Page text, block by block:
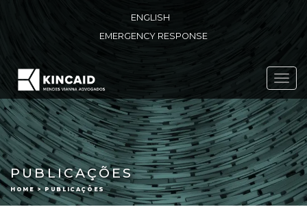
ENGLISH
EMERGENCY RESPONSE
PUBLICAÇÕES
HOME > PUBLICAÇÕES